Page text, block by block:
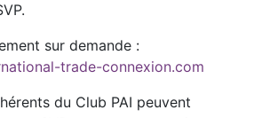
sur demande :
trade-connexion.com
du Club PAI peuvent